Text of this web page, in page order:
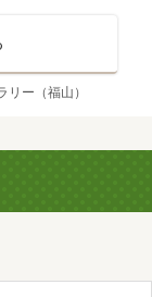
ー（福山）